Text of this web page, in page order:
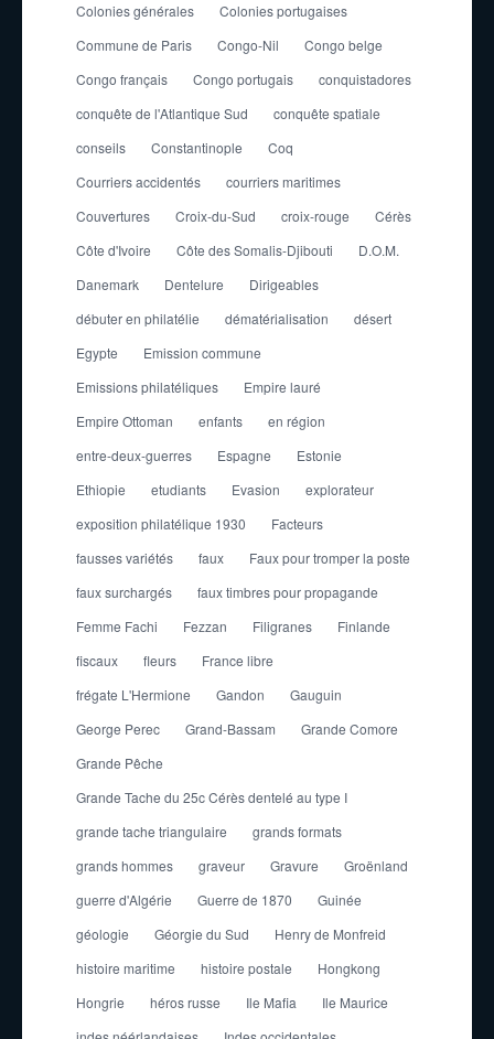
Colonies générales
Colonies portugaises
Commune de Paris
Congo-Nil
Congo belge
Congo français
Congo portugais
conquistadores
conquête de l'Atlantique Sud
conquête spatiale
conseils
Constantinople
Coq
Courriers accidentés
courriers maritimes
Couvertures
Croix-du-Sud croix-rouge
Cérès
Côte d'Ivoire
Côte des Somalis-Djibouti
D.O.M.
Danemark
Dentelure
Dirigeables
débuter en philatélie
dématérialisation
désert
Egypte
Emission commune
Emissions philatéliques
Empire lauré
Empire Ottoman
enfants
en région
entre-deux-guerres
Espagne
Estonie
Ethiopie
etudiants Evasion
explorateur
exposition philatélique 1930
Facteurs
fausses variétés
faux
Faux pour tromper la poste
faux surchargés
faux timbres pour propagande
Femme Fachi
Fezzan Filigranes
Finlande
fiscaux
fleurs
France libre
frégate L'Hermione
Gandon
Gauguin
George Perec
Grand-Bassam
Grande Comore
Grande Pêche
Grande Tache du 25c Cérès dentelé au type I
grande tache triangulaire
grands formats
grands hommes
graveur Gravure
Groënland
guerre d'Algérie
Guerre de 1870
Guinée
géologie
Géorgie du Sud
Henry de Monfreid
histoire maritime
histoire postale
Hongkong
Hongrie
héros russe Ile Mafia
Ile Maurice